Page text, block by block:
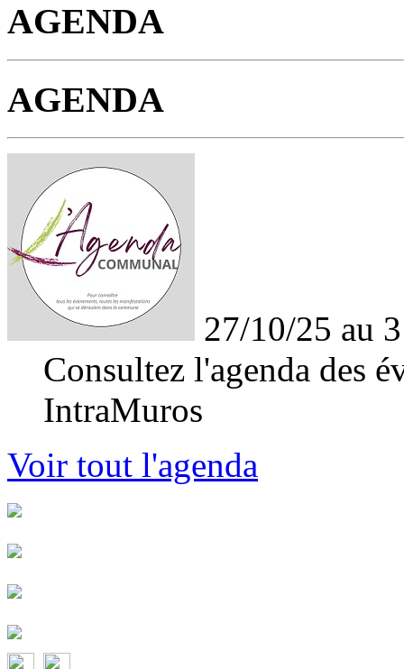
AGENDA
AGENDA
27/10/25 au
Consultez l'agenda des
IntraMuros
Voir tout l'agenda